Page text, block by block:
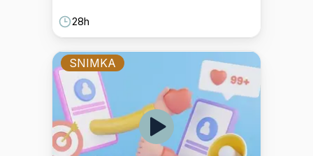
28h
SNIMKA